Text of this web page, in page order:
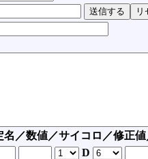
名／数値／サイコロ／修正
D